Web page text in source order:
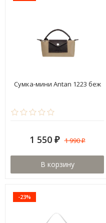
Сумка-мини Antan 1223 беж
1 550 ₽ 1 990₽
В корзину
-23%